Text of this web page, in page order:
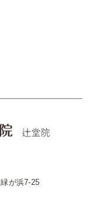
が浜7-25